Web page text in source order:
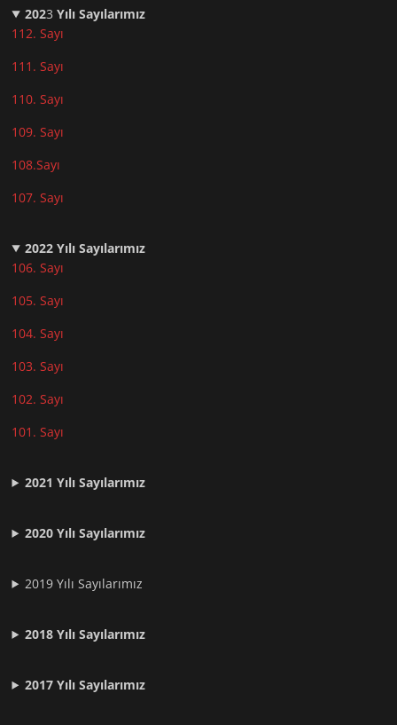
2023Yılı Sayılarımız
112. Sayı
111. Sayı
110. Sayı
109. Sayı
108.Sayı
107. Sayı
2022 Yılı Sayılarımız
106. Sayı
105. Sayı
104. Sayı
103. Sayı
102. Sayı
101. Sayı
2021 Yılı Sayılarımız
2020 Yılı Sayılarımız
2019 Yılı Sayılarımız
2018 Yılı Sayılarımız
2017 Yılı Sayılarımız